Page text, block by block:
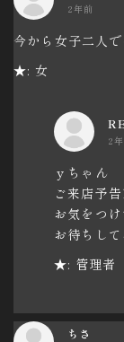
2年前
今から女子二人
★: 女
2
ｙちゃん
ご来店予
お気をつけ
お待ちし
★: 管理者
ちさ